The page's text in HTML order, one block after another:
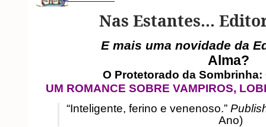
Nas Estantes...
E mais uma novidade da
Alma?
O Protetorado daSombrinha:
UM ROMANCE SOBRE VAMPIROS,
“Inteligente, ferino e venenoso.”
Ano)